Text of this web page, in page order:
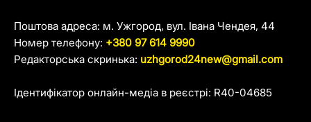
Поштова адреса: м. Ужгород, вул. Івана Чендея, 44
Номер телефону: +380 97 614 9990
Редакторська скринька: uzhgorod24new@gmail.com
Ідентифікатор онлайн-медіа в реєстрі: R40-04685